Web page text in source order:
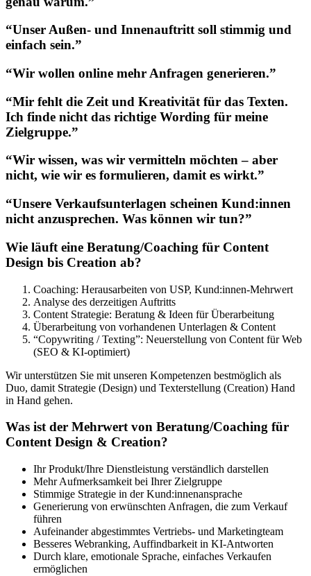
“Unser Außen- und Innenauftritt soll stimmig und
einfach sein.”
“Wir wollen online mehr Anfragen generieren.”
“Mir fehlt die Zeit und Kreativität für das Texten.
Ich finde nicht das richtige Wording für meine
Zielgruppe.”
“Wir wissen, was wir vermitteln möchten – aber
nicht, wie wir es formulieren, damit es wirkt.”
“Unsere Verkaufsunterlagen scheinen Kund:innen
nicht anzusprechen. Was können wir tun?”
Wie läuft eine Beratung/Coaching für Content
Design bis Creation ab?
Coaching: Herausarbeiten von USP, Kund:innen-Mehrwert
Analyse des derzeitigen Auftritts
Content Strategie: Beratung & Ideen für Überarbeitung
Überarbeitung von vorhandenen Unterlagen & Content
“Copywriting / Texting”: Neuerstellung von Content für Web
(SEO & KI-optimiert)
Wir unterstützen Sie mit unseren Kompetenzen bestmöglich als
Duo, damit Strategie (Design) und Texterstellung (Creation) Hand
in Hand gehen.
Was ist der Mehrwert von Beratung/Coaching für
Content Design & Creation?
Ihr Produkt/Ihre Dienstleistung verständlich darstellen
Mehr Aufmerksamkeit bei Ihrer Zielgruppe
Stimmige Strategie in der Kund:innenansprache
Generierung von erwünschten Anfragen, die zum Verkauf
führen
Aufeinander abgestimmtes Vertriebs- und Marketingteam
Besseres Webranking, Auffindbarkeit in KI-Antworten
Durch klare, emotionale Sprache, einfaches Verkaufen
ermöglichen